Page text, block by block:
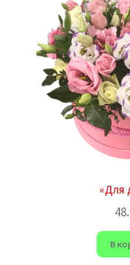
«Для
В